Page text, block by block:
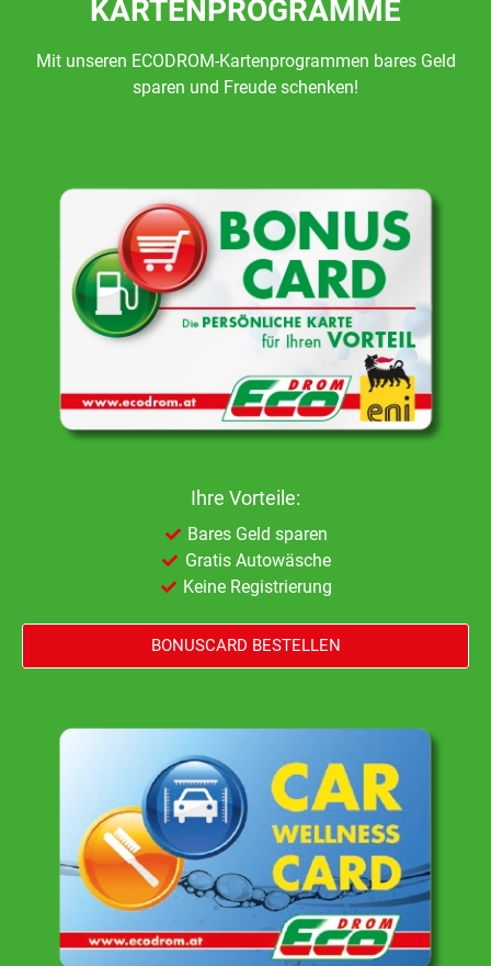
KARTENPROGRAMME
Mit unseren ECODROM-Kartenprogrammen bares Geld
sparen und Freude schenken!
Ihre Vorteile:
Bares Geld sparen
Gratis Autowäsche
Keine Registrierung
BONUSCARD BESTELLEN